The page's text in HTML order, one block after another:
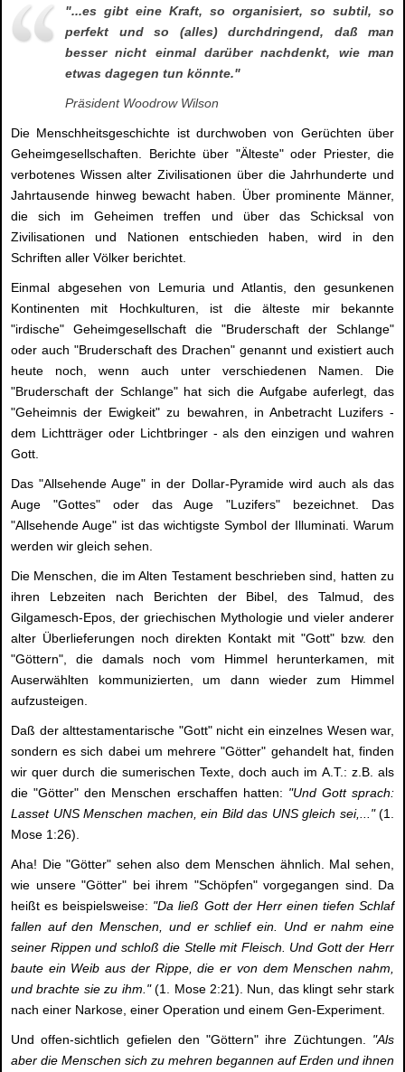
"...es gibt eine Kraft, so organisiert, so subtil, so
perfekt und so (alles) durchdringend, daß man
besser nicht einmal darüber nachdenkt, wie man
etwas dagegen tun könnte."
Präsident Woodrow Wilson
Die Menschheitsgeschichte ist durchwoben von Gerüchten über
Geheimgesellschaften. Berichte über "Älteste" oder Priester, die
verbotenes Wissen alter Zivilisationen über die Jahrhunderte und
Jahrtausende hinweg bewacht haben. Über prominente Männer,
die sich im Geheimen treffen und über das Schicksal von
Zivilisationen und Nationen entschieden haben, wird in den
Schriften aller Völker berichtet.
Einmal abgesehen von Lemuria und Atlantis, den gesunkenen
Kontinenten mit Hochkulturen, ist die älteste mir bekannte
"irdische" Geheimgesellschaft die "Bruderschaft der Schlange"
oder auch "Bruderschaft des Drachen" genannt und existiert auch
heute noch, wenn auch unter verschiedenen Namen. Die
"Bruderschaft der Schlange" hat sich die Aufgabe auferlegt, das
"Geheimnis der Ewigkeit" zu bewahren, in Anbetracht Luzifers -
dem Lichtträger oder Lichtbringer - als den einzigen und wahren
Gott.
Das "Allsehende Auge" in der Dollar-Pyramide wird auch als das
Auge "Gottes" oder das Auge "Luzifers" bezeichnet. Das
"Allsehende Auge" ist das wichtigste Symbol der Illuminati. Warum
werden wir gleich sehen.
Die Menschen, die im Alten Testament beschrieben sind, hatten zu
ihren Lebzeiten nach Berichten der Bibel, des Talmud, des
Gilgamesch-Epos, der griechischen Mythologie und vieler anderer
alter Überlieferungen noch direkten Kontakt mit "Gott" bzw. den
"Göttern", die damals noch vom Himmel herunterkamen, mit
Auserwählten kommunizierten, um dann wieder zum Himmel
aufzusteigen.
Daß der alttestamentarische "Gott" nicht ein einzelnes Wesen war,
sondern es sich dabei um mehrere "Götter" gehandelt hat, finden
wir quer durch die sumerischen Texte, doch auch im A.T.: z.B. als
die "Götter" den Menschen erschaffen hatten: "Und Gott sprach:
Lasset UNS Menschen machen, ein Bild das UNS gleich sei,..."(1.
Mose 1:26).
Aha! Die "Götter" sehen also dem Menschen ähnlich. Mal sehen,
wie unsere "Götter" bei ihrem "Schöpfen" vorgegangen sind. Da
heißt es beispielsweise: "Da ließ Gott der Herr einen tiefen Schlaf
fallen auf den Menschen, und er schlief ein. Und er nahm eine
seiner Rippen und schloß die Stelle mit Fleisch. Und Gott der Herr
baute ein Weib aus der Rippe, die er von dem Menschen nahm,
und brachte sie zu ihm."(1. Mose 2:21). Nun, das klingt sehr stark
nach einer Narkose, einer Operation und einem Gen-Experiment.
Und offen-sichtlich gefielen den "Göttern" ihre Züchtungen. "Als
aber die Menschen sich zu mehren begannen auf Erden und ihnen